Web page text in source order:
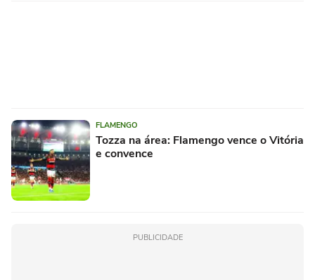
FLAMENGO
Tozza na área: Flamengo vence o Vitória
e convence
PUBLICIDADE